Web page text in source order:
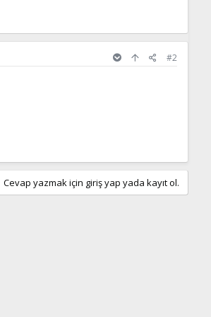
#2
Cevap yazmak için giriş yap yada kayıt ol.